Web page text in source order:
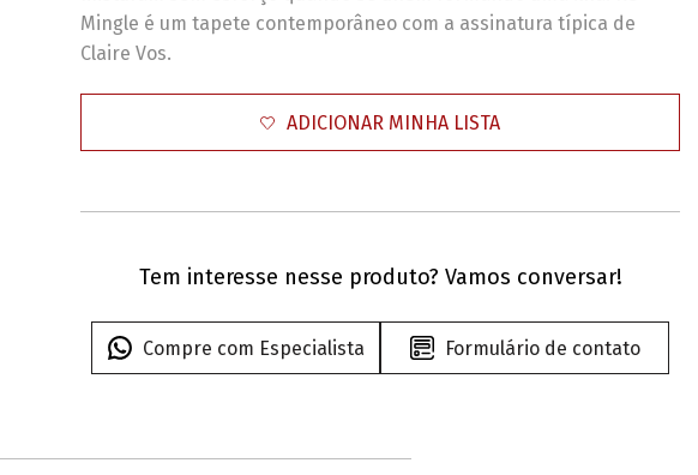
Mingle é um tapete contemporâneo com a assinatura típica de
Claire Vos.
ADICIONAR MINHA LISTA
Tem interesse nesse produto? Vamos conversar!
Compre com Especialista Formulário de contato